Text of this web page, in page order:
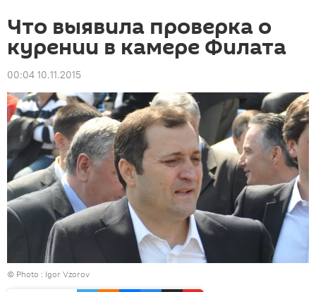
Что выявила проверка о
курении в камере Филата
00:04 10.11.2015
© Photo : Igor Vzorov